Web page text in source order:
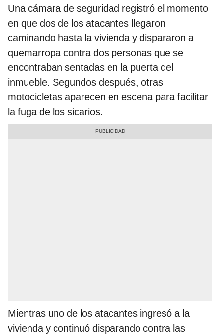
Una cámara de seguridad registró el momento
en que dos de los atacantes llegaron
caminando hasta la vivienda y dispararon a
quemarropa contra dos personas que se
encontraban sentadas en la puerta del
inmueble. Segundos después, otras
motocicletas aparecen en escena para facilitar
la fuga de los sicarios.
Mientras uno de los atacantes ingresó a la
vivienda y continuó disparando contra las